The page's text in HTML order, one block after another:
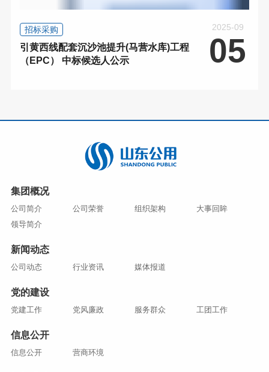
招标采购
引黄西线配套沉沙池提升(马营水库)工程
（EPC） 中标候选人公示
2025-09
05
集团概况
公司简介 公司荣誉 组织架构
大事回眸
领导简介
新闻动态
公司动态 行业资讯 媒体报道
党的建设
党建工作 党风廉政 服务群众 工团工作
信息公开
信息公开 营商环境